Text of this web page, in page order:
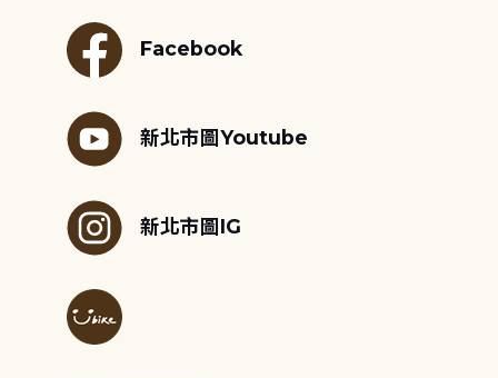
Facebook
新北市圖Youtube
新北市圖IG